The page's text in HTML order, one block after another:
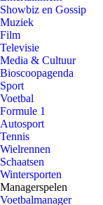
Showbiz en Gossip
Muziek
Film
Televisie
Media & Cultuur
Bioscoopagenda
Sport
Voetbal
Formule 1
Autosport
Tennis
Wielrennen
Schaatsen
Wintersporten
Managerspelen
Voetbalmanager